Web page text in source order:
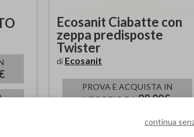
Ecosanit Ciabatte con
zeppa predisposte
Twister
di Ecosanit
PROVA E ACQUISTA IN
NEGOZIO DA98,00€
ACQUISTA ONLINE DA98,00€
continua